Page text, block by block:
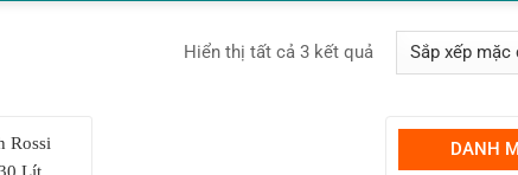
Hiển thị tất cả 3 kết quả
DANH